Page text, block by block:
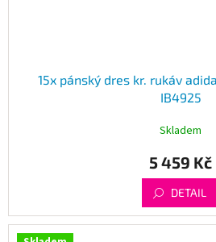
15x pánský dres kr. rukáv
IB4925
Skladem
5 459 Kč
DETAIL